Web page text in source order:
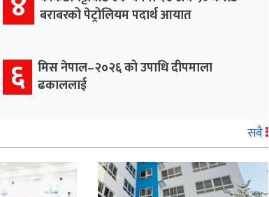
बराबरको पेट्रोलियम पदार्थ आयात
६ मिस नेपाल–२०२६ को उपाधि दीपमाला
ढकाललाई
सबै